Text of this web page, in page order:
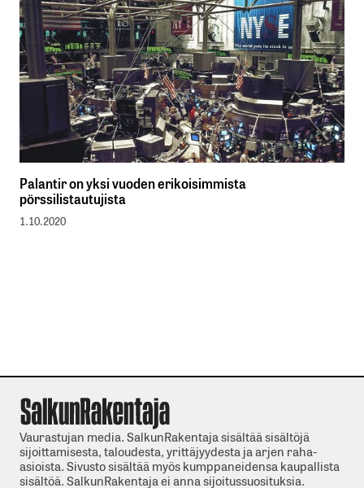
Palantir on yksi vuoden erikoisimmista
pörssilistautujista
1.10.2020
Vaurastujan media. SalkunRakentaja sisältää sisältöjä
sijoittamisesta, taloudesta, yrittäjyydesta ja arjen raha-
asioista. Sivusto sisältää myös kumppaneidensa kaupallista
sisältöä. SalkunRakentaja ei anna sijoitussuosituksia.